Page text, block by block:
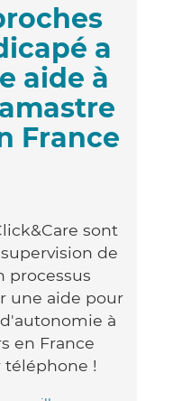
a
aide à
France
sont
de
processus
une aide pour
à
en France
téléphone !